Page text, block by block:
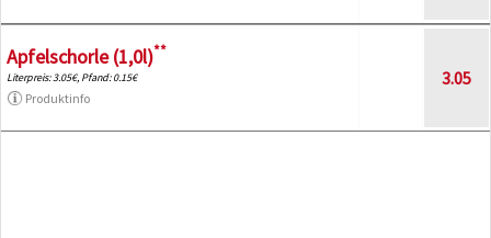
Apfelschorle (1,0l)**
Literpreis: 3.05€, Pfand: 0.15€
Produktinfo
3.05